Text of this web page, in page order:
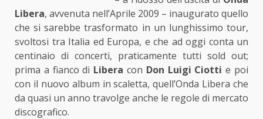
Libera, avvenuta nell’Aprile 2009 – inaugurato quello
che si sarebbe trasformato in un lunghissimo tour,
svoltosi tra Italia ed Europa, e che ad oggi conta un
centinaio di concerti, praticamente tutti sold out;
prima a fianco di Libera con Don Luigi Ciotti e poi
con il nuovo album in scaletta, quell’Onda Libera che
da quasi un anno travolge anche le regole di mercato
discografico.